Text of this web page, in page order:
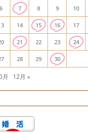
6 7 8 9 10
14 15 16 17
21 22 23 24
28 29 30
月 12月 »